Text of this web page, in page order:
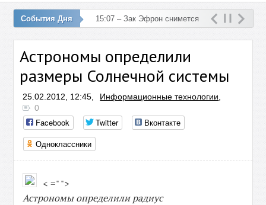
События Дня 15:07 – Зак Эфрон снимется
Кеннеди
Астрономы определили
размеры Солнечной системы
25.02.2012, 12:45, Информационные технологии
0
Facebook Twitter
Вконтакте
Одноклассники
< =" ">
Астрономы определили радиус